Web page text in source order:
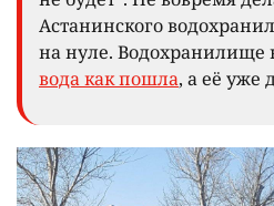
Астанинского
на нуле. Водохранилище
вода как пошла, а её уже